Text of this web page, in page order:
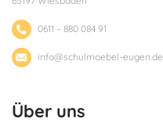
0611 – 880 084 91
info@schulmoebel-eugen.de
Über uns